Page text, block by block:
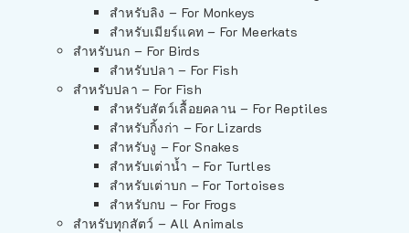
สำหรับลิง – For Monkeys
สำหรับเมียร์แคท – For Meerkats
สำหรับนก – For Birds
สำหรับปลา – For Fish
สำหรับปลา – For Fish
สำหรับสัตว์เลื้อยคลาน – For Reptiles
สำหรับกิ้งก่า – For Lizards
สำหรับงู – For Snakes
สำหรับเต่าน้ำ – For Turtles
สำหรับเต่าบก – For Tortoises
สำหรับกบ – For Frogs
สำหรับทุกสัตว์ – All Animals